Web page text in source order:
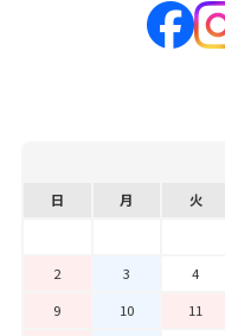
日 月 火
2
3 4
9
10 11